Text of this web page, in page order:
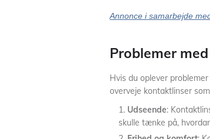
Annonce i samarbejde
Problemer
Hvis du oplever
overveje kontaktlinser
Udseende:
skulle tænke på,